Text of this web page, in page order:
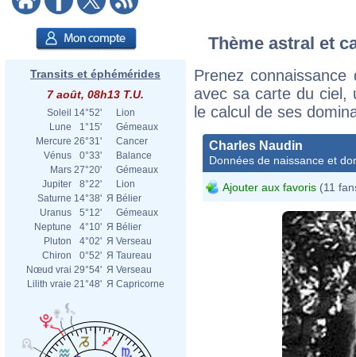
Transits et éphémérides
7 août, 08h13 T.U.
Soleil 14°52'
Lion
Lune
1°15'
Gémeaux
Mercure 26°31'
Cancer
Vénus
0°33'
Balance
Mars 27°20'
Gémeaux
Jupiter
8°22'
Lion
Saturne 14°38' Я Bélier
Uranus
5°12'
Gémeaux
Neptune
4°10' Я Bélier
Pluton
4°02' Я Verseau
Chiron
0°52' Я Taureau
Nœud vrai 29°54' Я Verseau
Lilith vraie 21°48' Я Capricorne
Thème astral et
Prenez
avec sa carte du ciel,
le calcul de ses
Charles Naudin
Données de naissance et
Ajouter aux favoris (11